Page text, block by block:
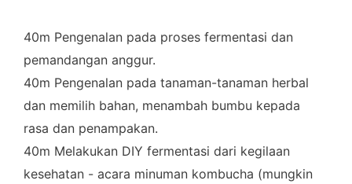
40m Pengenalan pada proses fermentasi dan
pemandangan anggur.
40m Pengenalan pada tanaman-tanaman herbal
dan memilih bahan, menambah bumbu kepada
rasa dan penampakan.
40m Melakukan DIY fermentasi dari kegilaan
kesehatan - acara minuman kombucha (mungkin